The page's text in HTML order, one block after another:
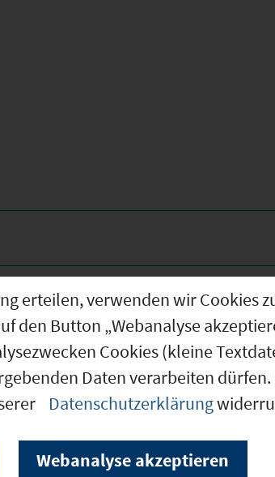
350
erteilen, verwenden wir Cookies
den Button „Webanalyse
Cookies (kleine
Daten verarbeiten
Datenschutzerklärung
Webanalyse akzeptieren